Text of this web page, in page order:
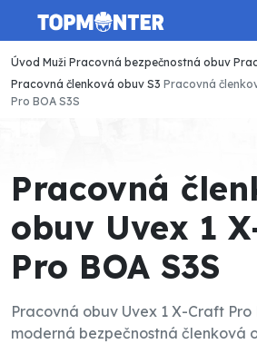
Úvod Muži Pracovná bezpečnostná obuv
Pracovná členková obuv S3 Pracovná
Pro BOA S3S
Pracovná
obuv Uvex 1
Pro BOA S3S
Pracovná obuv Uvex 1 X-Craft Pro
moderná bezpečnostná členková